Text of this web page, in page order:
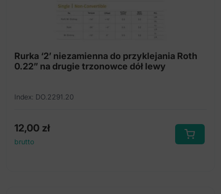
Rurka ‘2’ niezamienna do przyklejania Roth
0.22” na drugie trzonowce dół lewy
Index: DO.2291.20
12,00 zł
brutto